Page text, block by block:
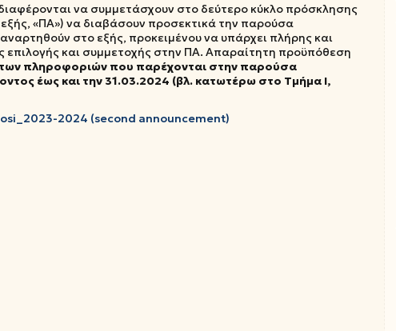
να συμμετάσχουν στο δεύτερο κύκλο πρόσκλησης
«ΠΑ») να διαβάσουν προσεκτικά την παρούσα
στο εξής, προκειμένου να υπάρχει πλήρης και
επιλογής και συμμετοχής στην ΠΑ. Απαραίτητη προϋπόθεση
των πληροφοριών που παρέχονται στην παρούσα
έως και την 31.03.2024 (βλ. κατωτέρω στο Τμήμα Ι,
2024 (second announcement)